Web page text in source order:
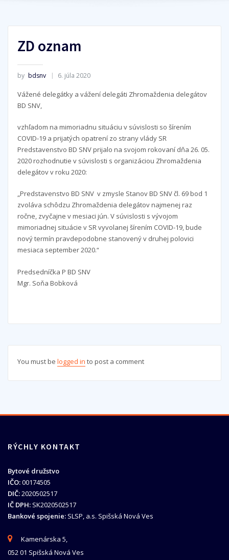
ZD oznam
by bdsnv 6. júla 2020
Vážené delegátky a vážení delegáti Zhromaždenia delegátov
BD SNV,
vzhľadom na mimoriadnu situáciu v súvislosti so šírením
COVID-19 a prijatých opatrení zo strany vlády SR
Predstavenstvo BD SNV prijalo na svojom rokovaní dňa 26. 05.
2020 rozhodnutie v súvislosti s organizáciou Zhromaždenia
delegátov v roku 2020:
„Predstavenstvo BD SNV v zmysle Stanov BD SNV čl. 69 bod 1
zvoláva schôdzu Zhromaždenia delegátov najmenej raz
ročne, zvyčajne v mesiaci jún. V súvislosti s vývojom
mimoriadnej situácie v SR vyvolanej šírením COVID-19, bude
nový termín pravdepodobne stanovený v druhej polovici
mesiaca september 2020.“
Predsedníčka P BD SNV
Mgr. Soňa Bobková
You must be logged in to post a comment
RÝCHLY KONTAKT
Bytové družstvo
IČO:00174505
DIČ:2020502517
IČ DPH: SK2020502517
Bankové spojenie: SLSP, a.s. Spišská Nová Ves
Kamenárska 5,
052 01 Spišská Nová Ves